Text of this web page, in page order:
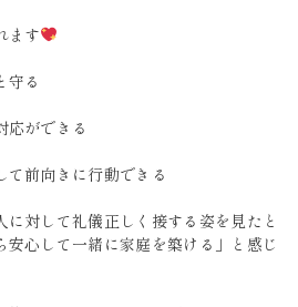
ます
守る
ができる
前向きに行動できる
に対して礼儀正しく接する姿を見たと
安心して一緒に家庭を築ける」と感じ